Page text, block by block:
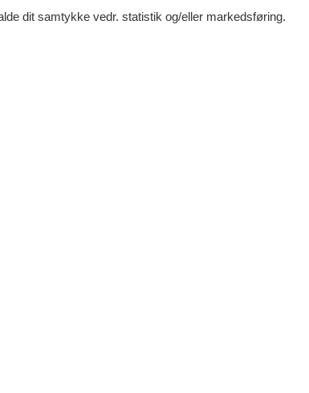
dit samtykke vedr. statistik og/eller markedsføring.